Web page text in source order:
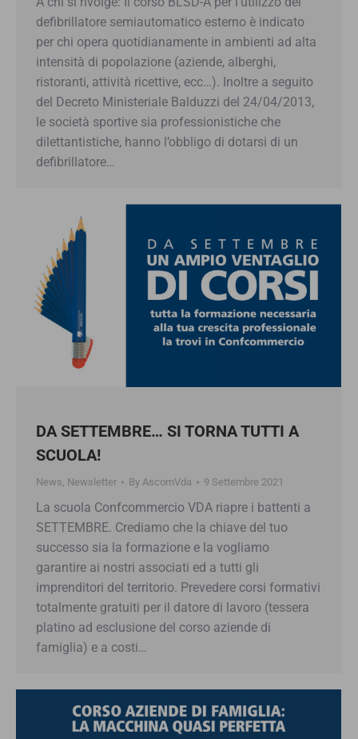
defibrillatore semiautomatico esterno è indicato
per chi opera quotidianamente in ambienti ad alta
intensità di popolazione (aziende, alberghi,
ristoranti, attività ricettive, ecc…). Inoltre a seguito
del Decreto Ministeriale Balduzzi del 24/04/2013,
le società sportive sia professionistiche che
dilettantistiche, hanno l’obbligo di dotarsi di un
defibrillatore…
DA SETTEMBRE… SI TORNA TUTTI A
SCUOLA!
News, Newsletter By AscomVda 9 Settembre 2021
La scuola Confcommercio VDA riapre i battenti a
SETTEMBRE. Crediamo che la chiave del tuo
successo sia la formazione e la vogliamo
garantire ai nostri associati ed a tutti gli
imprenditori del territorio. Prevedere corsi formativi
totalmente gratuiti per il datore di lavoro (tessera
platino ad esclusione del corso aziende di
famiglia) e a costi…